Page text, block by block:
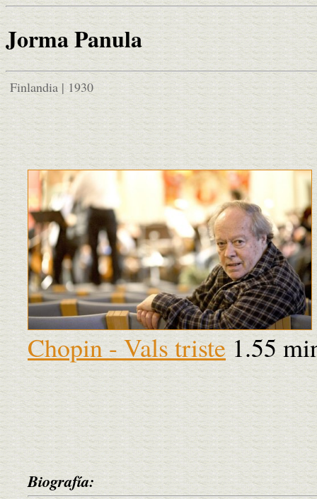
Jorma Panula
Finlandia | 1930
Chopin - Vals triste 1.55
Biografía: